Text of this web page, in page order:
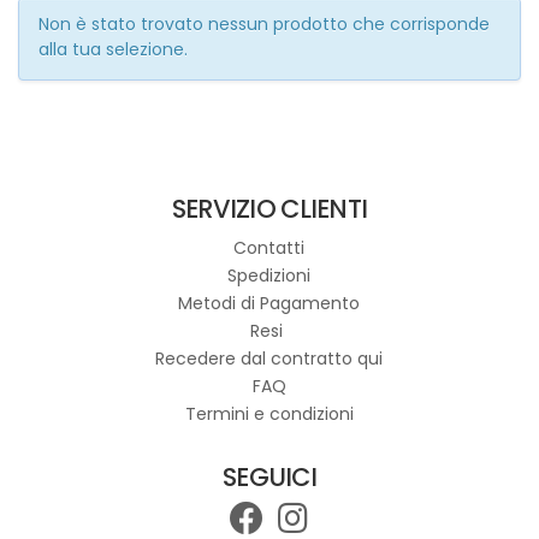
Non è stato trovato nessun prodotto che corrisponde
alla tua selezione.
SERVIZIO CLIENTI
Contatti
Spedizioni
Metodi di Pagamento
Resi
Recedere dal contratto qui
FAQ
Termini e condizioni
SEGUICI